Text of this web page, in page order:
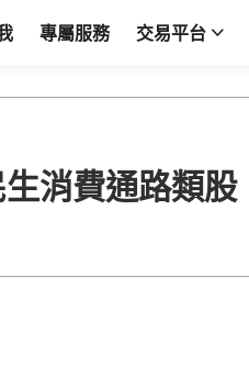
專屬服務 交易平台
生消費通路類股